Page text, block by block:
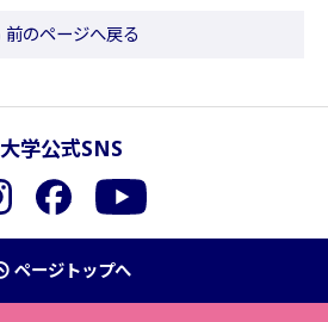
前のページへ戻る
大学公式SNS
InstagramFacebookYouTube
ページトップへ